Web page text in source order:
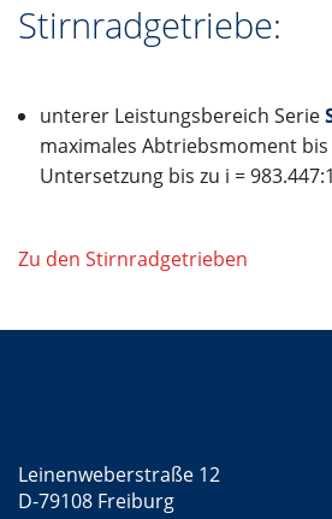
Stirnradgetriebe:
unterer Leistungsbereich Serie
maximales Abtriebsmoment bis
Untersetzung bis zu i = 983.447:1
Zu den Stirnradgetrieben
Leinenweberstraße 12
D-79108 Freiburg